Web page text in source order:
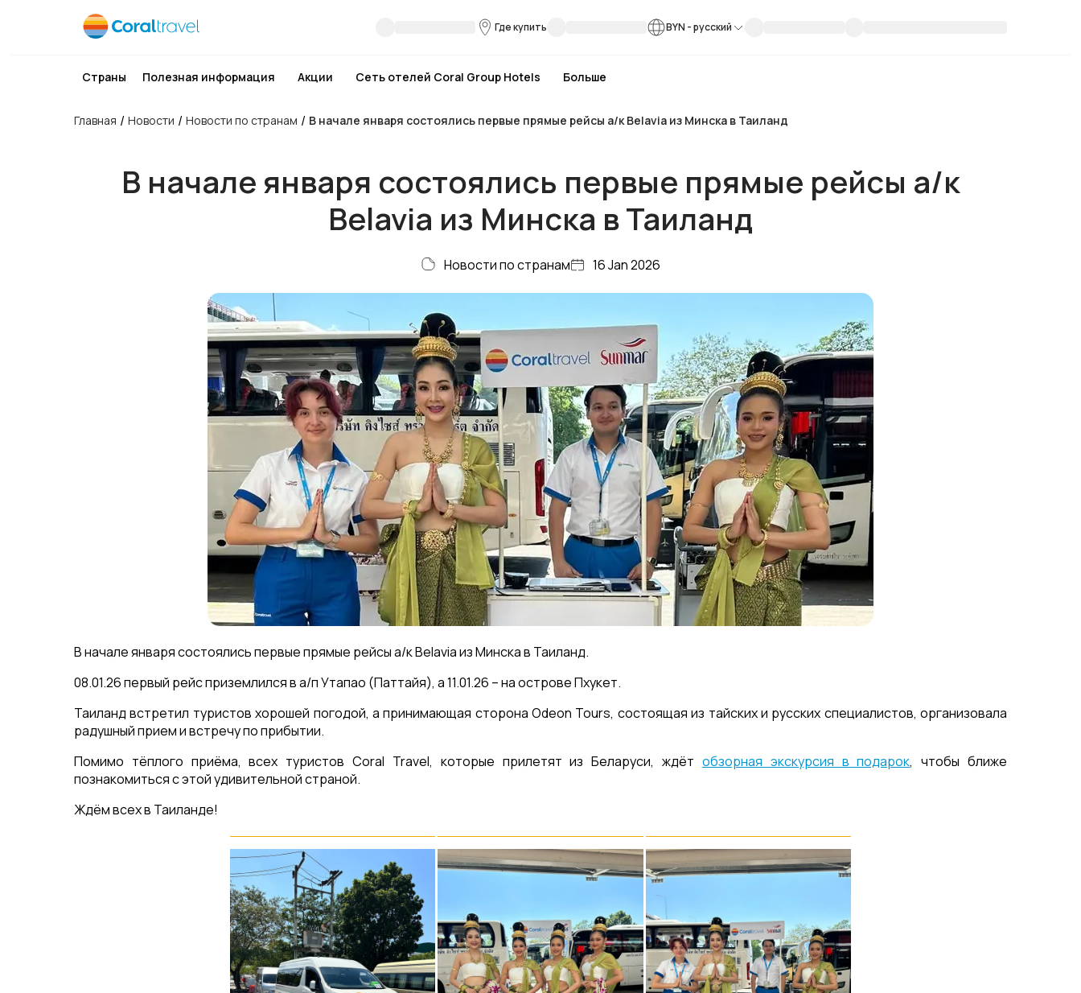
Где купить BYN -русский
Страны Полезная информация Акции Сеть отелей Coral Group Hotels Больше
Главная / Новости / Новости по странам / В начале января состоялись первые прямые рейсы а/к Belavia из Минска в Таиланд
В начале января состоялись первые прямые рейсы а/к
Belavia из Минска в Таиланд
Новости по странам 16 Jan 2026
В начале января состоялись первые прямые рейсы а/к Belavia из Минска в Таиланд.
08.01.26 первый рейс приземлился в а/п Утапао (Паттайя), а 11.01.26 – на острове Пхукет.
Таиланд встретил туристов хорошей погодой, а принимающая сторона Odeon Tours, состоящая из тайских и русских специалистов, организовала
радушный прием и встречу по прибытии.
Помимо тёплого приёма, всех туристов Coral Travel, которые прилетят из Беларуси, ждёт обзорная экскурсия в подарок, чтобы ближе
познакомиться с этой удивительной страной.
Ждём всех в Таиланде!